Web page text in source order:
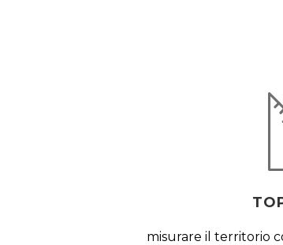
misurare il territorio